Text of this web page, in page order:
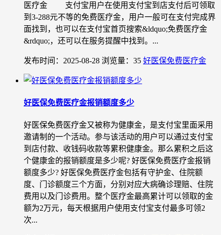
医疗金 支付宝用户在使用支付宝到店支付后可领取
到3-288元不等的免费医疗金，用户一般可在支付完成界
面找到，也可以在支付宝首页搜索&ldquo;免费医疗金
&rdquo;，还可以在服务提醒中找到。...
发布时间：2025-08-28 浏览量：35 好医保免费医疗金
好医保免费医疗金报销额度多少
好医保免费医疗金又被称为健康金，是支付宝里面采用
邀请制的一个活动。参与该活动的用户可以通过支付宝
到店付款、收钱码收款等累积健康金。那么累积之后这
个健康金的报销额度是多少呢? 好医保免费医疗金报销
额度多少? 好医保免费医疗金包括有守护金、住院额
度、门诊额度三个方面，分别对应大病确诊理赔、住院
费用以及门诊费用。整个医疗金最高累计可以领取的金
额为2万元，每天根据用户使用支付宝支付最多可领2
次...